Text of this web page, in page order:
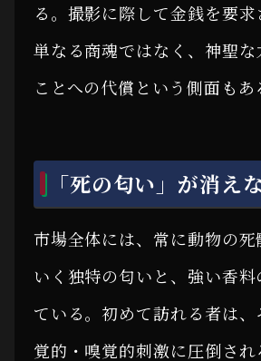
る。撮影に際して金銭を要求
単なる商魂ではなく、神聖な
ことへの代償という側面もあ
「死の匂い」が消え
市場全体には、常に動物の死
いく独特の匂いと、強い香料
ている。初めて訪れる者は
覚的・嗅覚的刺激に圧倒さ